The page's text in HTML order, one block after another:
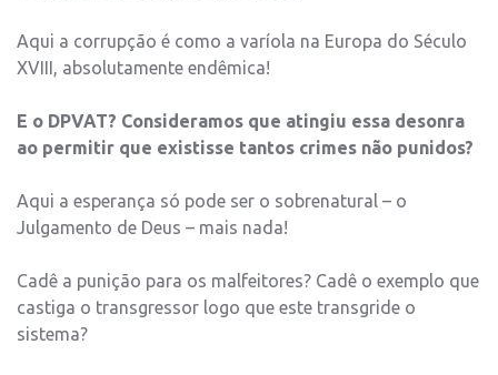
Aqui a corrupção é como a varíola na Europa do Século
XVIII, absolutamente endêmica!
E o DPVAT? Consideramos que atingiu essa desonra
ao permitir que existisse tantos crimes não punidos?
Aqui a esperança só pode ser o sobrenatural – o
Julgamento de Deus – mais nada!
Cadê a punição para os malfeitores? Cadê o exemplo que
castiga o transgressor logo que este transgride o
sistema?